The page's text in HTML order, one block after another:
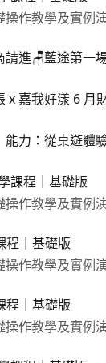
操作教學及實例
進🪑藍途第一
x 嘉我好漾 6 月
能力：從桌遊體
課程｜基礎版
操作教學及實例
｜基礎版
操作教學及實例
｜基礎版
操作教學及實例